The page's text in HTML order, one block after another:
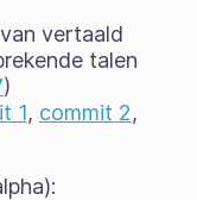
vertaald
talen
)
1, commit 2,